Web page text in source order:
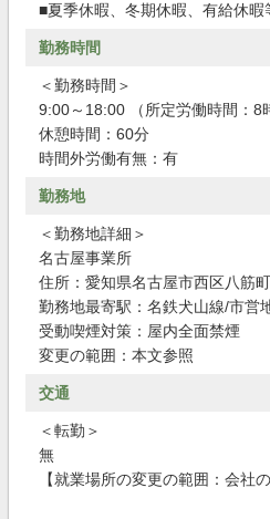
■夏季休暇、冬期休暇、有給休暇
勤務時間
＜勤務時間＞
9:00～18:00 （所定労働時間：8
休憩時間：60分
時間外労働有無：有
勤務地
＜勤務地詳細＞
名古屋事業所
住所：愛知県名古屋市西区八筋町
勤務地最寄駅：名鉄犬山線/市営
受動喫煙対策：屋内全面禁煙
変更の範囲：本文参照
交通
＜転勤＞
無
【就業場所の変更の範囲：会社